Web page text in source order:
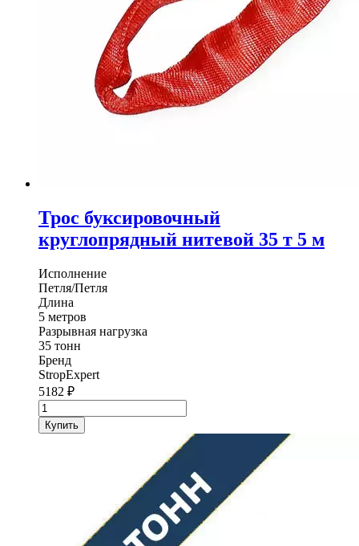
Трос буксировочный
круглопрядный нитевой 35 т 5 м
Исполнение
Петля/Петля
Длина
5 метров
Разрывная нагрузка
35 тонн
Бренд
StropExpert
5182 ₽
Количество
товара
Трос
Купить